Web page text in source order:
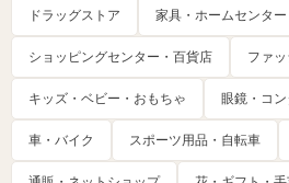
ドラッグストア 家具・ホームセンター
ショッピングセンター・百貨店 ファ
キッズ・ベビー・おもちゃ 眼鏡・コ
車・バイク スポーツ用品・自転車